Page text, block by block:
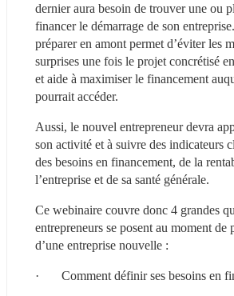
dernier aura besoin de trouver une ou
financer le démarrage de son
préparer en amont permet d’éviter les
surprises une fois le projet concrétisé
et aide à maximiser le financement
pourrait accéder.
Aussi, le nouvel entrepreneur devra
son activité et à suivre des indicateurs
des besoins en financement, de la
l’entreprise et de sa santé générale.
Ce webinaire couvre donc 4 grandes
entrepreneurs se posent au moment de
d’une entreprise nouvelle :
·       Comment définir ses besoins en